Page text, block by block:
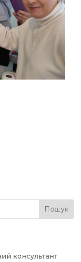
Пошук
консультант